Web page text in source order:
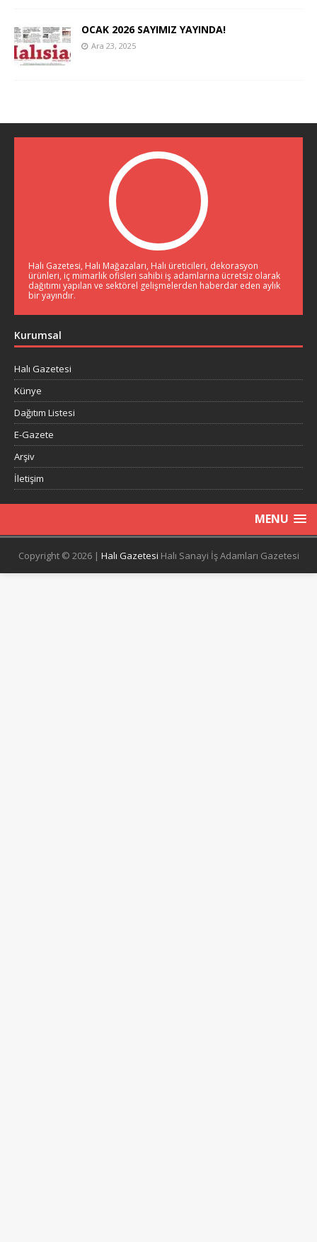
OCAK 2026 SAYIMIZ YAYINDA!
Ara 23, 2025
Halı Gazetesi, Halı Mağazaları, Halı üreticileri, dekorasyon
ürünleri, iç mimarlık ofisleri sahibi iş adamlarına ücretsiz olarak
dağıtımı yapılan ve sektörel gelişmelerden haberdar eden aylık
bir yayındır.
Kurumsal
Halı Gazetesi
Künye
Dağıtım Listesi
E-Gazete
Arşiv
İletişim
MENU
Copyright © 2026 | Halı Gazetesi Halı Sanayi İş Adamları Gazetesi